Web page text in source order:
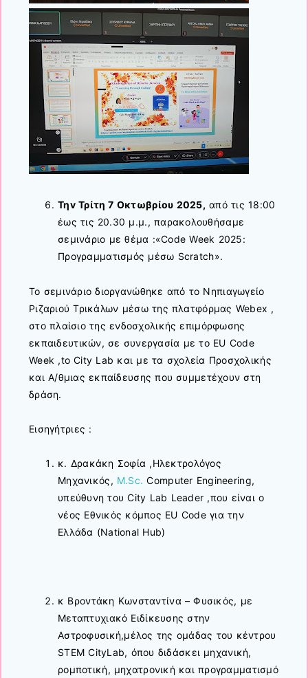
Τηv Τρίτη 7 Οκτωβρίου 2025, από τις 18:00
έως τις 20.30 μ.μ., παρακολουθήσαμε
σεμινάριο με θέμα :«Code Week 2025:
Προγραμματισμός μέσω Scratch».
To σεμινάριο διοργανώθηκε από το Νηπιαγωγείο
Ριζαριού Τρικάλων μέσω της πλατφόρμας Webex ,
στο πλαίσιο της ενδοσχολικής επιμόρφωσης
εκπαιδευτικών, σε συνεργασία με το EU Code
Week ,to City Lab και με τα σχολεία Προσχολικής
και A/θμιας εκπαίδευσης που συμμετέχουν στη
δράση.
Eισηγήτριες :
κ. Δρακάκη Σοφία ,Ηλεκτρολόγος
Μηχανικός, M.Sc. Computer Engineering,
υπεύθυνη του City Lab Leader ,που είναι ο
νέος Εθνικός κόμπος EU Code για την
Ελλάδα (National Hub)
κ Βροντάκη Κωνσταντίνα – Φυσικός, με
Μεταπτυχιακό Ειδίκευσης στην
Αστροφυσική,μέλος της ομάδας του κέντρου
STEM CityLab, όπου διδάσκει μηχανική,
ρομποτική, μηχατρονική και προγραμματισμό